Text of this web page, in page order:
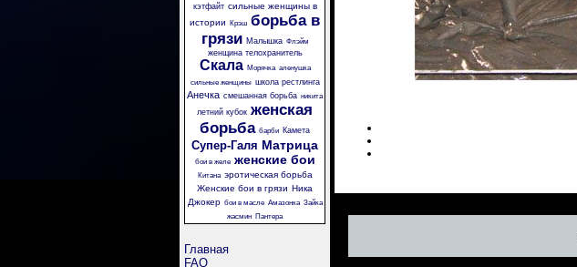
кэтфайт сильные женщины в
истории
Крэш борьба в
грязи Малышка Флэйм
женщина телохранитель
Скала Морячка аленушка
сильные женщины школа рестлинга
Анечка смешанная борьба никита
летний кубок женская
борьба барби Камета
Супер-Галя Матрица
бои в желе женские бои
Китана эротическая борьба
Женские бои в грязи Ника
Джокер бои в масле Амазонка Зайка
жасмин Пантера
Главная
FAQ